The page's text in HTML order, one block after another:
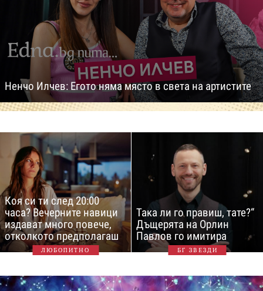
Ненчо Илчев: Егото няма място в света на артистите
Коя си ти след 20:00
часа? Вечерните навици
издават много повече,
отколкото предполагаш
ЛЮБОПИТНО
Така ли го правиш, тате?“
Дъщерята на Орлин
Павлов го имитира
БГ ЗВЕЗДИ